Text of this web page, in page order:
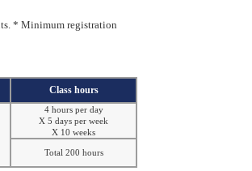
* Minimum registration
Class hours
4 hours per day
X 5 days per week
X 10 weeks
Total 200 hours